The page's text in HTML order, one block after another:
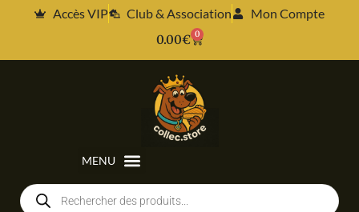
Accès VIP Club & Association
Mon Compte
0.00€ 0